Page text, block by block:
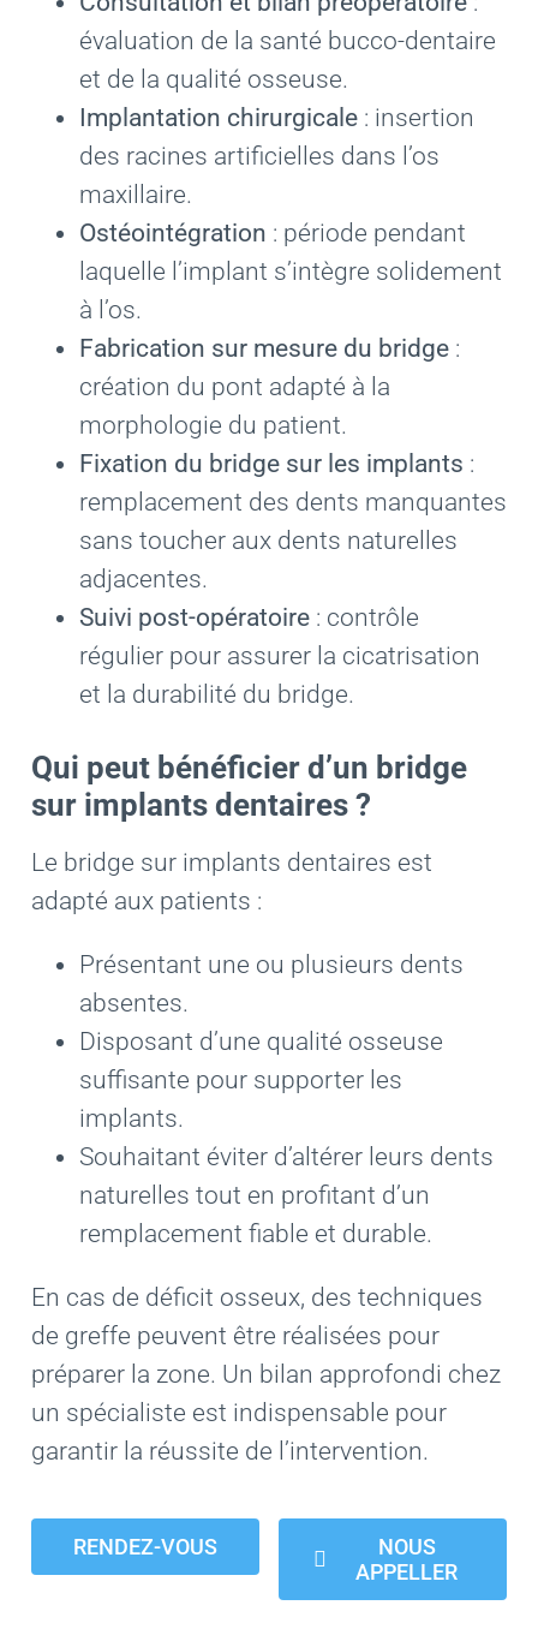
évaluation de la santé bucco-dentaire
et de la qualité osseuse.
Implantation chirurgicale : insertion
des racines artificielles dans l’os
maxillaire.
Ostéointégration : période pendant
laquelle l’implant s’intègre solidement
à l’os.
Fabrication sur mesure du bridge :
création du pont adapté à la
morphologie du patient.
Fixation du bridge sur les implants :
remplacement des dents manquantes
sans toucher aux dents naturelles
adjacentes.
Suivi post-opératoire : contrôle
régulier pour assurer la cicatrisation
et la durabilité du bridge.
Qui peut bénéficier d’un bridge
sur implants dentaires ?
Le bridge sur implants dentaires est
adapté aux patients :
Présentant une ou plusieurs dents
absentes.
Disposant d’une qualité osseuse
suffisante pour supporter les
implants.
Souhaitant éviter d’altérer leurs dents
naturelles tout en profitant d’un
remplacement fiable et durable.
En cas de déficit osseux, des techniques
de greffe peuvent être réalisées pour
préparer la zone. Un bilan approfondi chez
un spécialiste est indispensable pour
garantir la réussite de l’intervention.
RENDEZ-VOUS
NOUS
APPELLER